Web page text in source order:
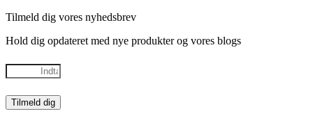
Tilmeld dig vores nyhedsbrev
Hold dig opdateret med nye produkter og vores blogs
Tilmeld dig